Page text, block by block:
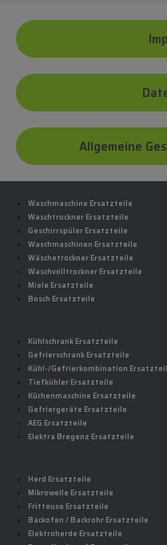
Allgemeine
Waschmaschine Ersatzteile
Waschtrockner Ersatzteile
Geschirrspüler Ersatzteile
Waschmaschinen Ersatzteile
Wäschetrockner Ersatzteile
Waschvolltrockner Ersatzteile
Miele Ersatzteile
Bosch Ersatzteile
Kühlschrank Ersatzteile
Gefrierschrank Ersatzteile
Kühl-/Gefrierkombination
Tiefkühler Ersatzteile
Küchenmaschine Ersatzteile
Gefriergeräte Ersatzteile
AEG Ersatzteile
Elektra Bregenz Ersatzteile
Herd Ersatzteile
Mikrowelle Ersatzteile
Fritteuse Ersatzteile
Backofen / Backrohr Ersatzteile
Elektroherde Ersatzteile